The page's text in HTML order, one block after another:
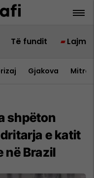
Të fundit Lajme
Gjakova
shpëton
e katit
në Brazil